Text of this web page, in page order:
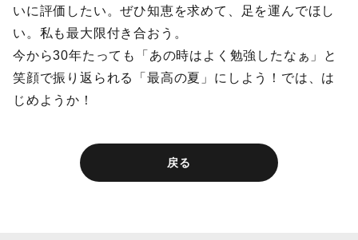
いに評価したい。ぜひ知恵を求めて、足を運んでほし
い。私も最大限付き合おう。
今から30年たっても「あの時はよく勉強したなぁ」と
笑顔で振り返られる「最高の夏」にしよう！では、は
じめようか！
戻る